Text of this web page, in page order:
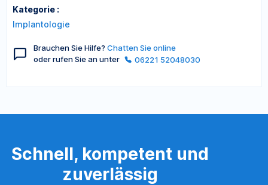
Kategorie :
Implantologie
Brauchen Sie Hilfe? Chatten Sie online
oder rufen Sie an unter
06221 52048030
Schnell, kompetent und
zuverlässig